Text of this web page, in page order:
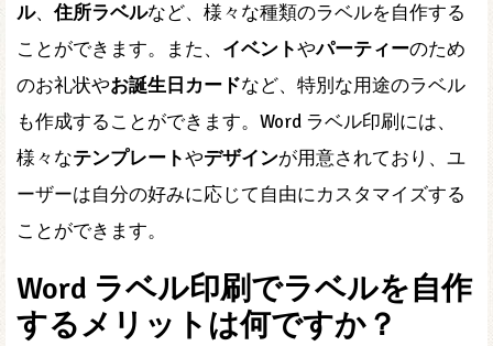
ル、住所ラベルなど、様々な種類のラベルを自作する
ことができます。また、 イベントやパーティーのため
のお礼状やお誕生日カードなど、特別な用途のラベル
も作成することができます。Word ラベル印刷には、
様々なテンプレートやデザインが用意されており、ユ
ーザーは自分の好みに応じて自由にカスタマイズする
ことができます。
Word ラベル印刷でラベルを自作
するメリットは何ですか？